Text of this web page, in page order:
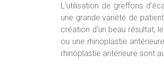
L’utilisation de greffons
une grande variété de
création d’un beau résultat,
ou une rhinoplastie
rhinoplastie antérieure sont